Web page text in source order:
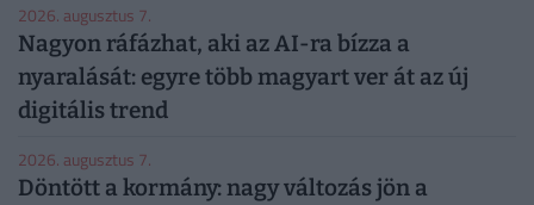
2026. augusztus 7.
Nagyon ráfázhat, aki az AI-ra bízza a
nyaralását: egyre több magyart ver át az új
digitális trend
2026. augusztus 7.
Döntött a kormány: nagy változás jön a